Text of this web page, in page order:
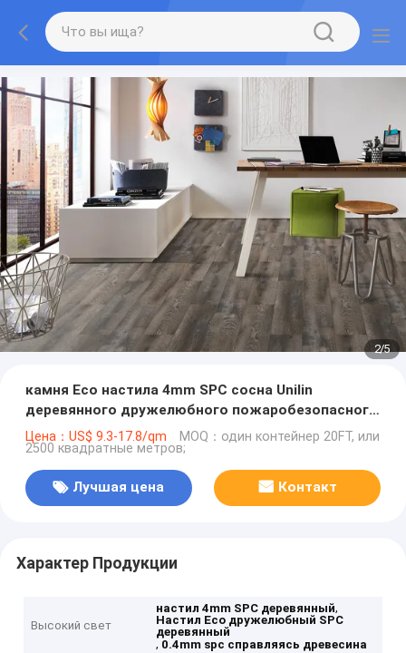
2/5
камня Eco настила 4mm SPC сосна Unilin
деревянного дружелюбного пожаробезопасного
пластиковая составная античная нажимает на
GKBM DP-W82231
Цена：US$ 9.3-17.8/qm MOQ：один контейнер 20FT, или
2500 квадратные метров;
Лучшая цена Контакт
Характер Продукции
Высокий свет
настил 4mm SPC деревянный,
Настил Eco дружелюбный SPC
деревянный
, 0.4mm spc справляясь древесина